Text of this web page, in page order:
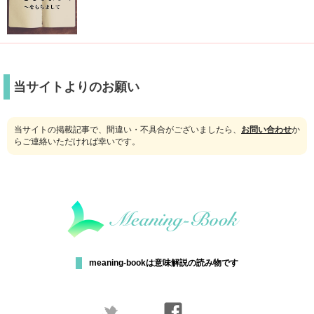
当サイトよりのお願い
当サイトの掲載記事で、間違い・不具合がございましたら、 お問い合わせか
らご連絡いただければ幸いです。
meaning-bookは意味解説の読み物です